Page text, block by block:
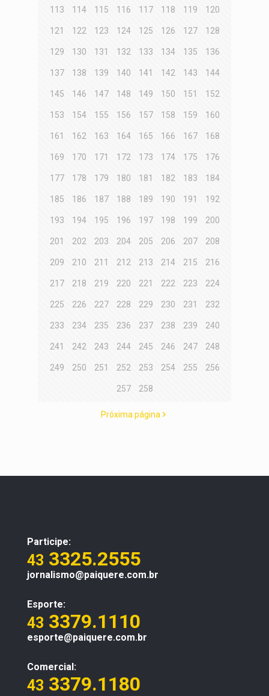
113 114 115 116 117 118 119 120
121 122 123 124 125 126 127 128
129 130 131 132 133 134 135 136
137 138 139 140 141 142 143 144
145 146 147 148 149 150 151 152
153 154 155 156 157 158 159 160
161 162 163 164 165 166 167 168
169 170 171 172 173 174 175 176
177 178 179 180 181 182 183 184
185 186 187 188 189 190 191 192
193 194 195 196 197 198 199 200
201 202 203 204 205 206 207 208
209 210 211 212 213 214 215 216
217 218 219 220 221 222 223 224
225 226 227 228 229 230 231 232
233 234 235 236 237 238 239 240
241 242 243 244 245 246 247 248
249 250 251 252 253 254 255 256
257 258
Próxima página
Participe:
43 3325.2555
jornalismo@paiquere.com.br
Esporte:
43 3379.1110
esporte@paiquere.com.br
Comercial:
43 3379.1180